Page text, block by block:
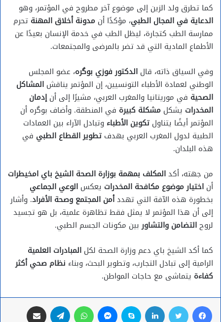
كما تطرق ولد الزين إلى موضوع آخر مطروح في المؤتمر، وهو
الدعاية في المجال الطبي، مؤكدًا أن مدونة أخلاق المهنة تحرم
ممارسة الطب كتجارة، ليظل الطب في خدمة الإنسان بعيدًا عن
الأطماع المادية التي قد تضر بالمرضى والمجتمعات.
وفي السياق ذاته، قال الدكتور فوزي بوگره، عضو المجلس
الوطني لعمادة الأطباء التونسيين، إن المؤتمر يناقش المشاكل
الصحية في موريتانيا والمغرب العربي، مشيرًا إلى أنإدمان
المخدرات يشكل مشكلة كبيرة في المنطقة. وأضاف بوگره أن
المؤتمر أيضًا يتناول تكوين الأطباء وتبادل الآراء بين العمادات
الطبية لدول المغرب العربي بهدف تطوير القطاع الطبي في
هذه البلدان.
من جهته، أكدالمكلف بمهمة بوزارة الصحة الشيخ باي امخيطرات
أن اختيار موضوع مكافحة المخدرات يعكس الوعي الجماعي
بخطورة هذه الآفة التي تهددأمن المجتمع وصحة الأفراد. وأشار
إلى أن هذا المؤتمر لا يمثل فقط تظاهرة علمية، بل هو تجسيد
لروحالتضامن والتشاوربين مكونات الجسم الطبي.
كما أكد الشيخ باي دعم وزارة الصحة لكل المبادرات العلمية
الرامية إلى تبادل التجارب، وتطوير البحث، وبناء نظام صحي أكثر
كفاءة يتماشى مع حاجات المواطن.
فيسبوك تويتر لينكدإن سكايب ماسنجر واتساب تيلقرام